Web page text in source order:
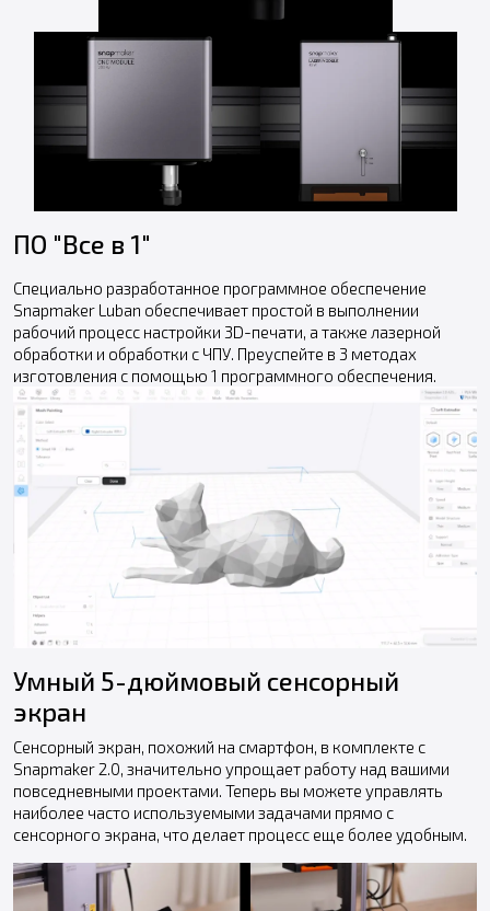
ПО "Все в 1"
Специально разработанное программное обеспечение
Snapmaker Luban обеспечивает простой в выполнении
рабочий процесс настройки 3D-печати, а также лазерной
обработки и обработки с ЧПУ. Преуспейте в 3 методах
изготовления с помощью 1 программного обеспечения.
Умный 5-дюймовый сенсорный
экран
Сенсорный экран, похожий на смартфон, в комплекте с
Snapmaker 2.0, значительно упрощает работу над вашими
повседневными проектами. Теперь вы можете управлять
наиболее часто используемыми задачами прямо с
сенсорного экрана, что делает процесс еще более удобным.